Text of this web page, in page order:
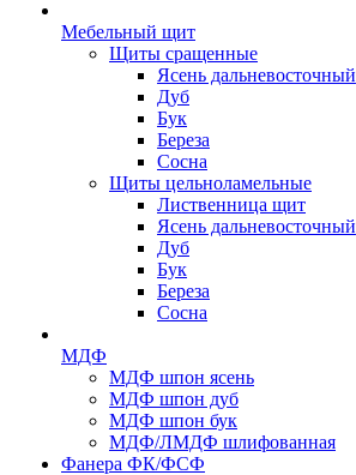
Мебельный щит
Щиты сращенные
Ясень дальневосточный
Дуб
Бук
Береза
Сосна
Щиты цельноламельные
Лиственница щит
Ясень дальневосточный
Дуб
Бук
Береза
Сосна
МДФ
МДФ шпон ясень
МДФ шпон дуб
МДФ шпон бук
МДФ/ЛМДФ шлифованная
Фанера ФК/ФСФ